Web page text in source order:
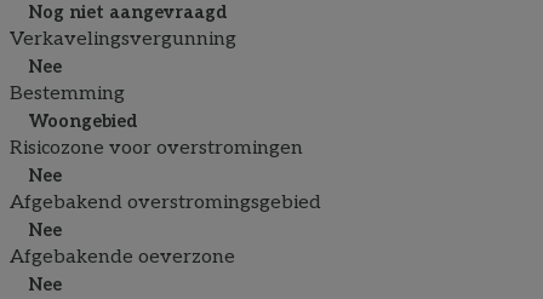
Nog niet aangevraagd
Verkavelingsvergunning
Nee
Bestemming
Woongebied
Risicozone voor overstromingen
Nee
Afgebakend overstromingsgebied
Nee
Afgebakende oeverzone
Nee